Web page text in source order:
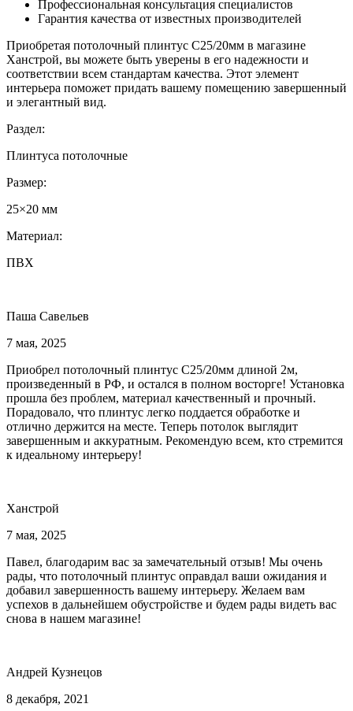
Профессиональная консультация специалистов
Гарантия качества от известных производителей
Приобретая потолочный плинтус С25/20мм в магазине
Ханстрой, вы можете быть уверены в его надежности и
соответствии всем стандартам качества. Этот элемент
интерьера поможет придать вашему помещению завершенный
и элегантный вид.
Раздел:
Плинтуса потолочные
Размер:
25×20 мм
Материал:
ПВХ
Паша Савельев
7 мая, 2025
Приобрел потолочный плинтус С25/20мм длиной 2м,
произведенный в РФ, и остался в полном восторге! Установка
прошла без проблем, материал качественный и прочный.
Порадовало, что плинтус легко поддается обработке и
отлично держится на месте. Теперь потолок выглядит
завершенным и аккуратным. Рекомендую всем, кто стремится
к идеальному интерьеру!
Ханстрой
7 мая, 2025
Павел, благодарим вас за замечательный отзыв! Мы очень
рады, что потолочный плинтус оправдал ваши ожидания и
добавил завершенность вашему интерьеру. Желаем вам
успехов в дальнейшем обустройстве и будем рады видеть вас
снова в нашем магазине!
Андрей Кузнецов
8 декабря, 2021